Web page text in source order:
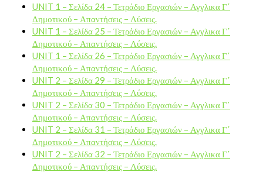
UNIT 1 – Σελίδα 24 – Τετράδιο Εργασιών – Αγγλικα Γ΄
Δημοτικού – Απαντήσεις – Λύσεις.
UNIT 1 – Σελίδα 25 – Τετράδιο Εργασιών – Αγγλικα Γ΄
Δημοτικού – Απαντήσεις – Λύσεις.
UNIT 1 – Σελίδα 26 – Τετράδιο Εργασιών – Αγγλικα Γ΄
Δημοτικού – Απαντήσεις – Λύσεις.
UNIT 2 – Σελίδα 29 – Τετράδιο Εργασιών – Αγγλικα Γ΄
Δημοτικού – Απαντήσεις – Λύσεις.
UNIT 2 – Σελίδα 30 – Τετράδιο Εργασιών – Αγγλικα Γ΄
Δημοτικού – Απαντήσεις – Λύσεις.
UNIT 2 – Σελίδα 31 – Τετράδιο Εργασιών – Αγγλικα Γ΄
Δημοτικού – Απαντήσεις – Λύσεις.
UNIT 2 – Σελίδα 32 – Τετράδιο Εργασιών – Αγγλικα Γ΄
Δημοτικού – Απαντήσεις – Λύσεις.